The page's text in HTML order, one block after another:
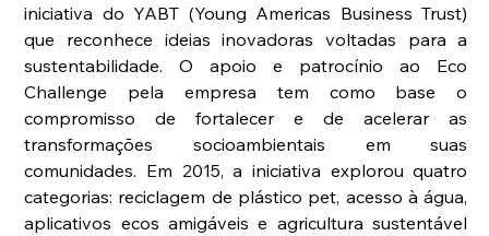
iniciativa do YABT (Young Americas Business Trust)
que reconhece ideias inovadoras voltadas para a
sustentabilidade. O apoio e patrocínio ao Eco
Challenge pela empresa tem como base o
compromisso de fortalecer e de acelerar as
transformações socioambientais em suas
comunidades. Em 2015, a iniciativa explorou quatro
categorias: reciclagem de plástico pet, acesso à água,
aplicativos ecos amigáveis e agricultura sustentável